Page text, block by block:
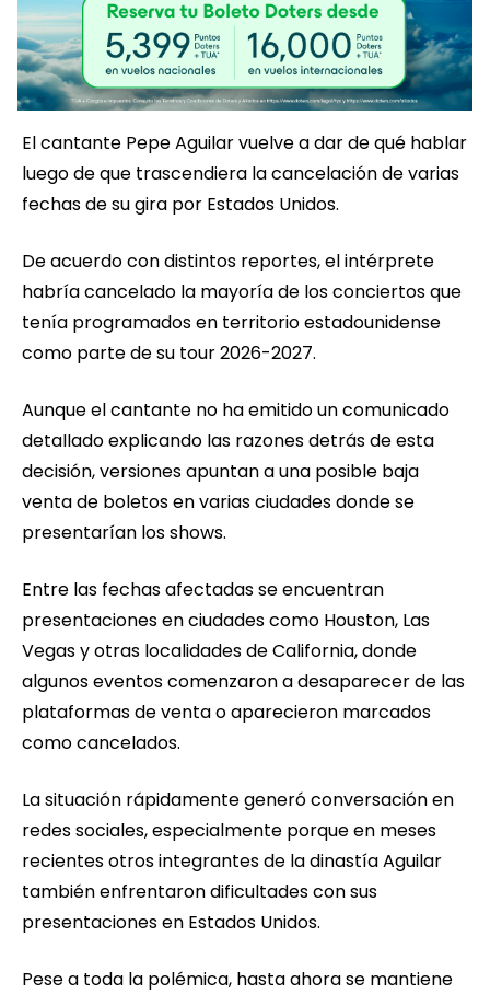
El cantante Pepe Aguilar vuelve a dar de qué hablar
luego de que trascendiera la cancelación de varias
fechas de su gira por Estados Unidos.
De acuerdo con distintos reportes, el intérprete
habría cancelado la mayoría de los conciertos que
tenía programados en territorio estadounidense
como parte de su tour 2026-2027.
Aunque el cantante no ha emitido un comunicado
detallado explicando las razones detrás de esta
decisión, versiones apuntan a una posible baja
venta de boletos en varias ciudades donde se
presentarían los shows.
Entre las fechas afectadas se encuentran
presentaciones en ciudades como Houston, Las
Vegas y otras localidades de California, donde
algunos eventos comenzaron a desaparecer de las
plataformas de venta o aparecieron marcados
como cancelados.
La situación rápidamente generó conversación en
redes sociales, especialmente porque en meses
recientes otros integrantes de la dinastía Aguilar
también enfrentaron dificultades con sus
presentaciones en Estados Unidos.
Pese a toda la polémica, hasta ahora se mantiene